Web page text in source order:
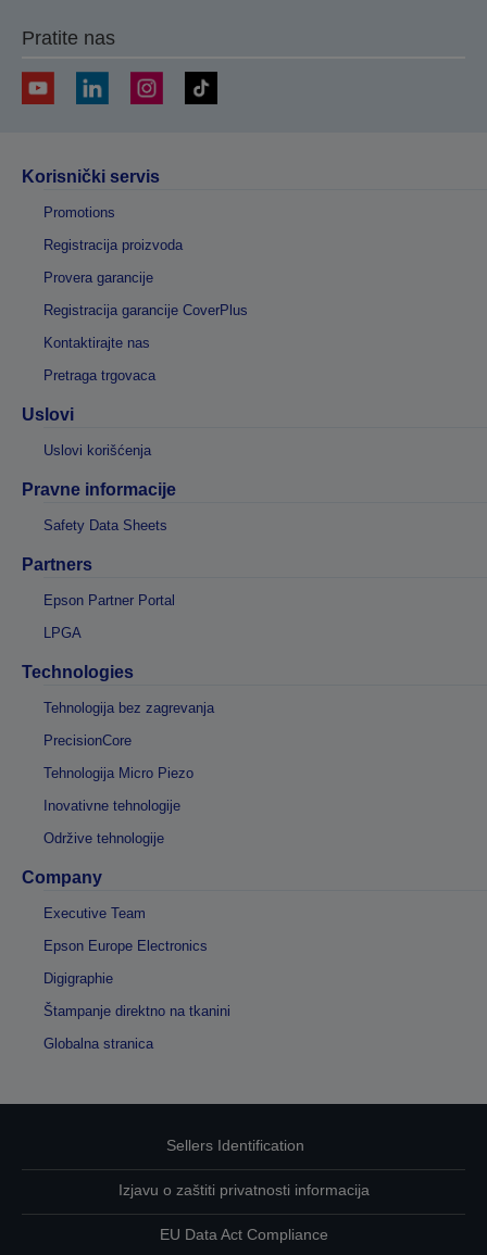
Pratite nas
Korisnički servis
Promotions
Registracija proizvoda
Provera garancije
Registracija garancije CoverPlus
Kontaktirajte nas
Pretraga trgovaca
Uslovi
Uslovi korišćenja
Pravne informacije
Safety Data Sheets
Partners
Epson Partner Portal
LPGA
Technologies
Tehnologija bez zagrevanja
PrecisionCore
Tehnologija Micro Piezo
Inovativne tehnologije
Održive tehnologije
Company
Executive Team
Epson Europe Electronics
Digigraphie
Štampanje direktno na tkanini
Globalna stranica
Sellers Identification
Izjavu o zaštiti privatnosti informacija
EU Data Act Compliance